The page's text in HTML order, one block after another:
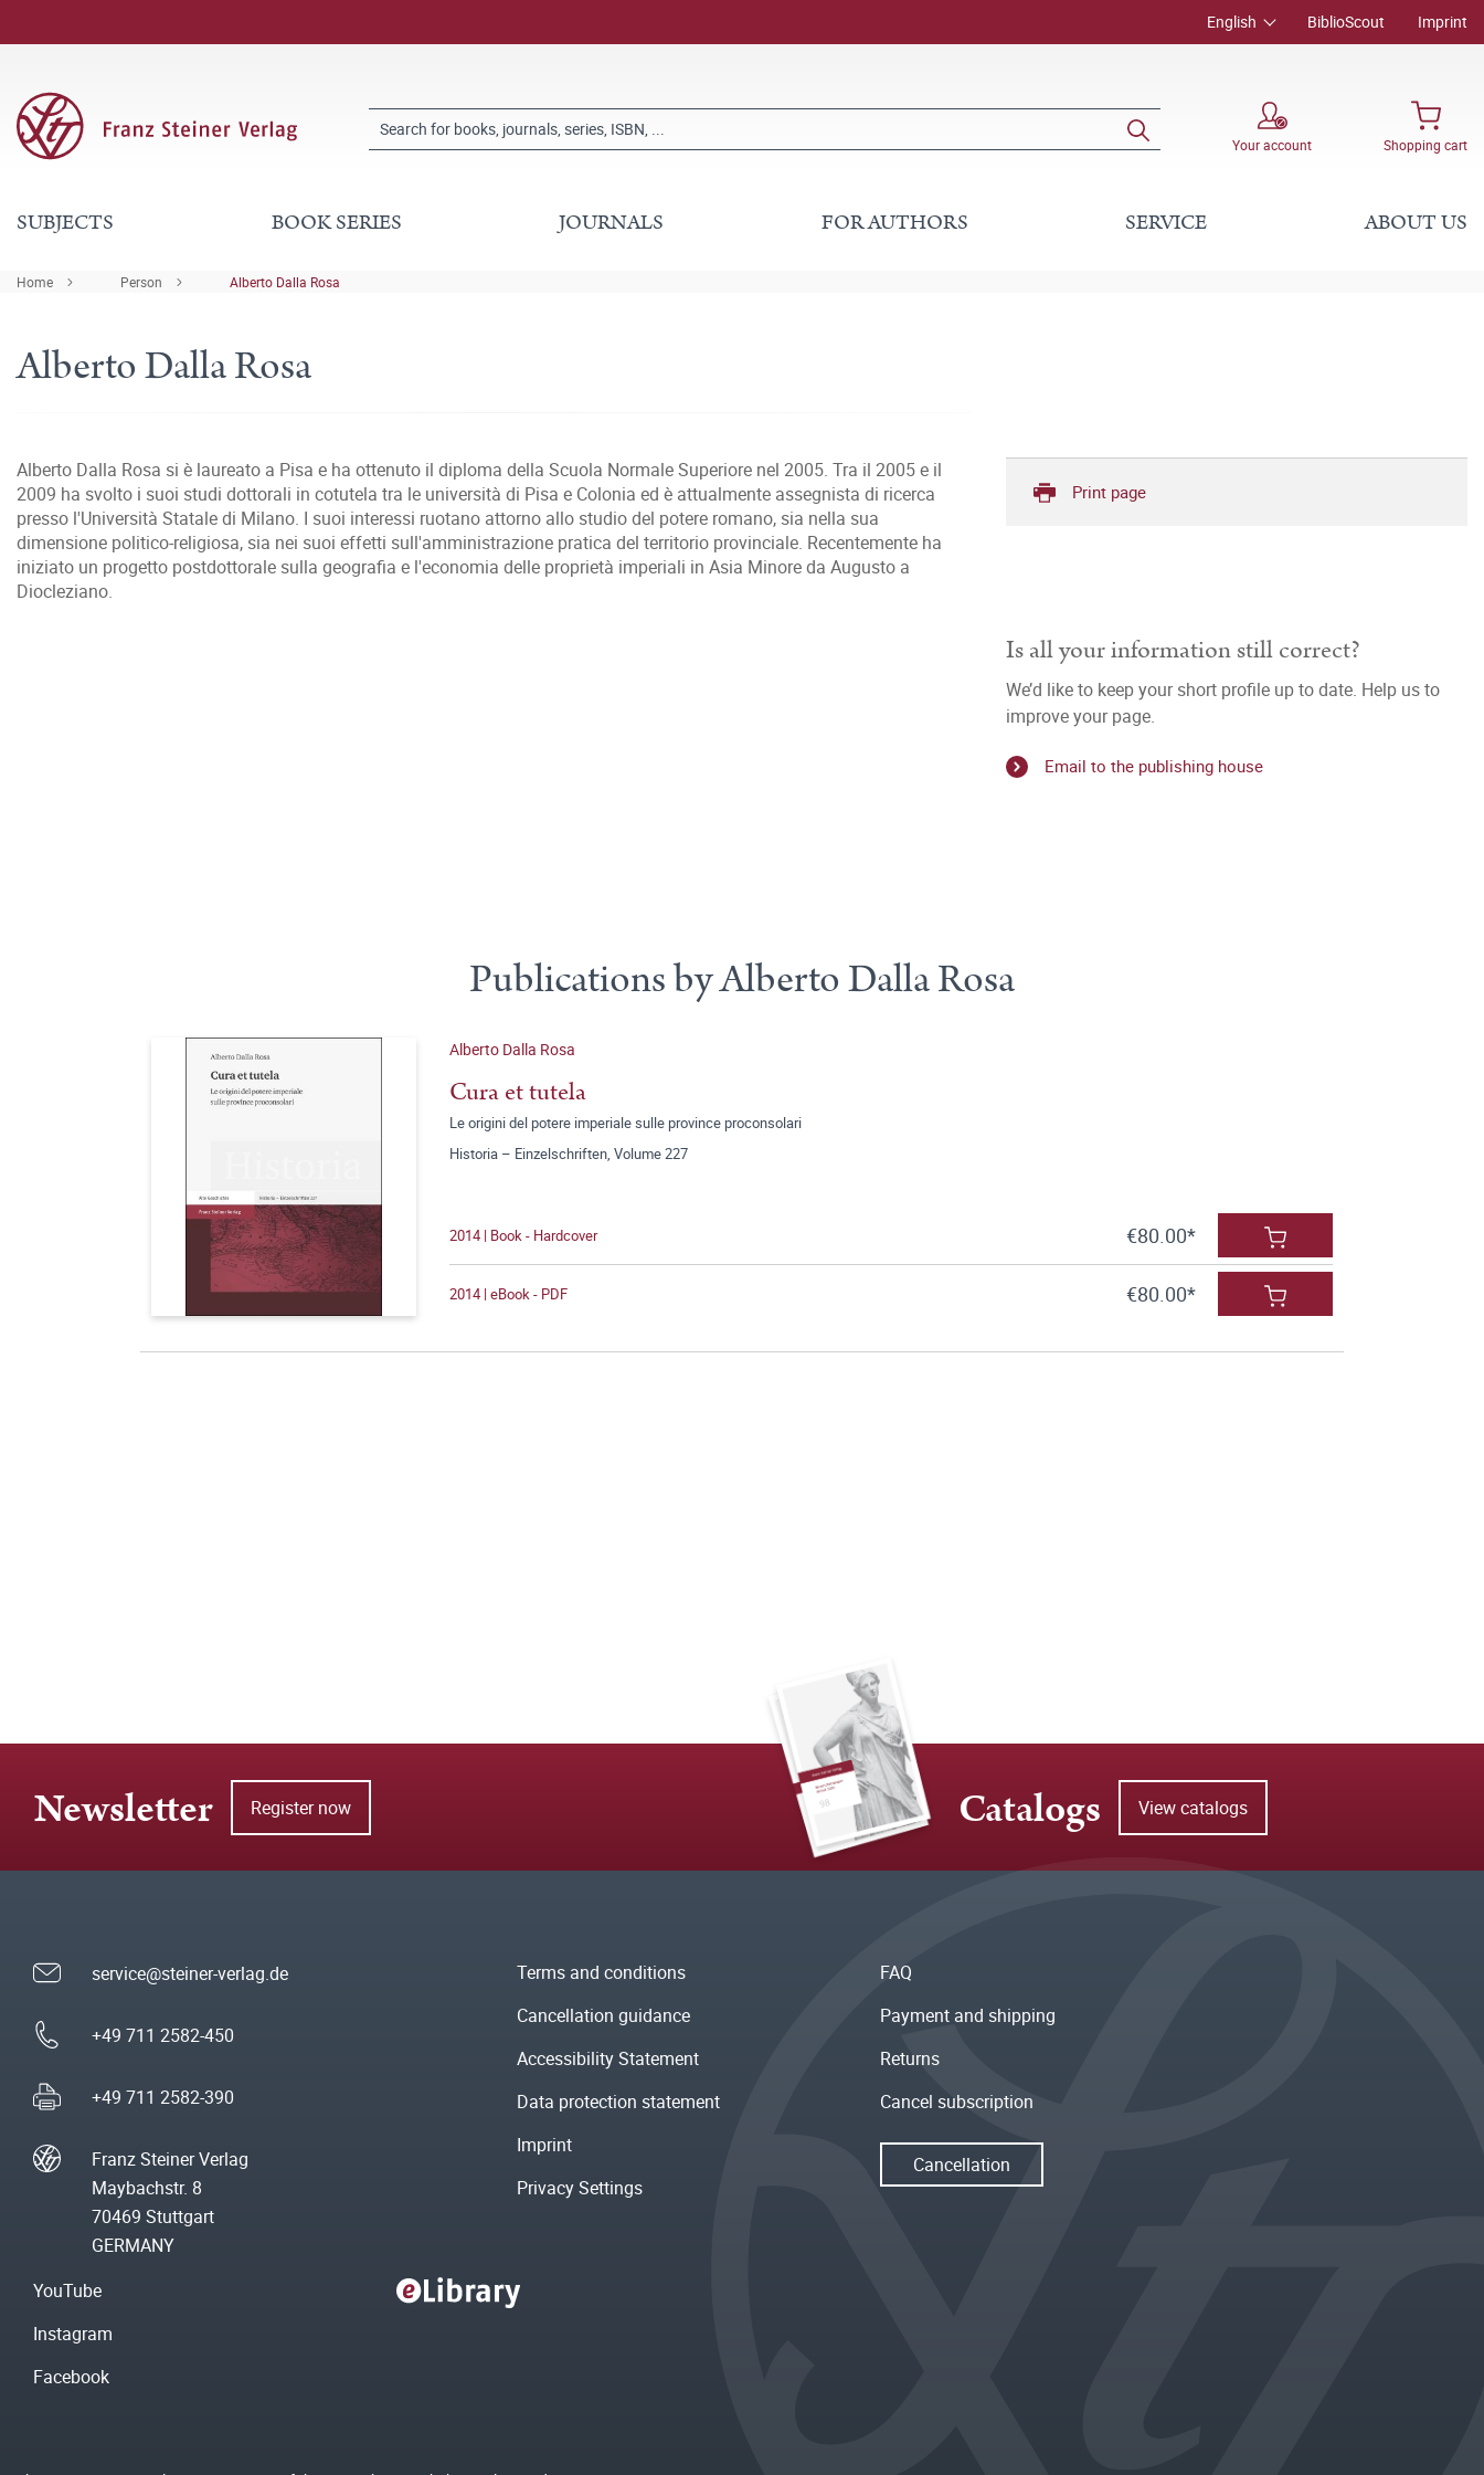
English BiblioScout Imprint
Your account Shopping cart
SUBJECTS BOOK SERIES JOURNALS FOR AUTHORS SERVICE ABOUT US
Home Person Alberto Dalla Rosa
Alberto Dalla Rosa
Alberto Dalla Rosa si è laureato a Pisa e ha ottenuto il diploma della Scuola Normale Superiore nel 2005. Tra il 2005 e il
2009 ha svolto i suoi studi dottorali in cotutela tra le università di Pisa e Colonia ed è attualmente assegnista di ricerca
presso l'Università Statale di Milano. I suoi interessi ruotano attorno allo studio del potere romano, sia nella sua
dimensione politico-religiosa, sia nei suoi effetti sull'amministrazione pratica del territorio provinciale. Recentemente ha
iniziato un progetto postdottorale sulla geografia e l'economia delle proprietà imperiali in Asia Minore da Augusto a
Diocleziano.
Print page
Is all your information still correct?
We’d like to keep your short profile up to date. Help us to
improve your page.
Email to the publishing house
Publications by Alberto Dalla Rosa
Alberto Dalla Rosa
Cura et tutela
Le origini del potere imperiale sulle province proconsolari
Historia – Einzelschriften, Volume 227
2014 | Book - Hardcover €80.00*
2014 | eBook - PDF €80.00*
Newsletter Register now Catalogs View catalogs
service@steiner-verlag.de
+49 711 2582-450
+49 711 2582-390
Franz Steiner Verlag
Maybachstr. 8
70469 Stuttgart
GERMANY
Terms and conditions
Cancellation guidance
Accessibility Statement
Data protection statement
Imprint
Privacy Settings
FAQ
Payment and shipping
Returns
Cancel subscription
Cancellation
YouTube
Instagram
Facebook